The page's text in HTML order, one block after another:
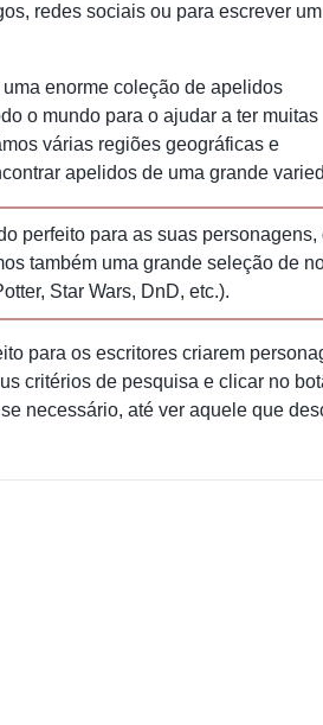
redes sociais ou para escrever um
enorme coleção de apelidos
o mundo para o ajudar a ter muitas
várias regiões geográficas e
apelidos de uma grande
perfeito para as suas
também uma grande seleção de
Star Wars, DnD, etc.).
para os escritores criarem
critérios de pesquisa e clicar no
necessário, até ver aquele que